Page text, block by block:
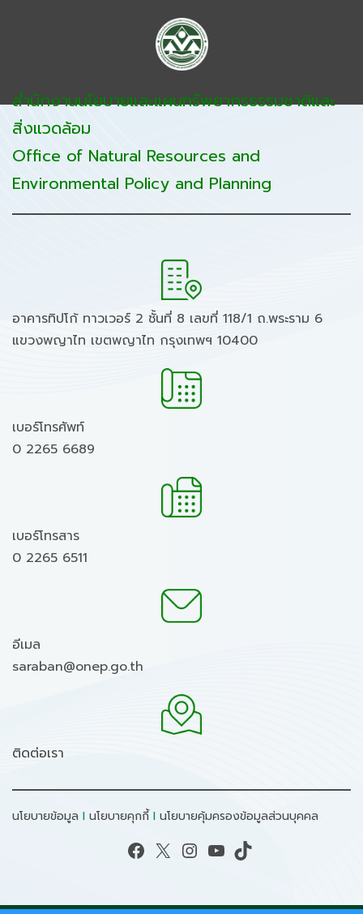
สำนักงานนโยบายและแผนทรัพยากรธรรมชาติและ
สิ่งแวดล้อม
Office of Natural Resources and
Environmental Policy and Planning
อาคารทิปโก้ ทาวเวอร์ 2 ชั้นที่ 8 เลขที่ 118/1 ถ.พระราม 6
แขวงพญาไท เขตพญาไท กรุงเทพฯ 10400
เบอร์โทรศัพท์
0 2265 6689
เบอร์โทรสาร
0 2265 6511
อีเมล
saraban@onep.go.th
ติดต่อเรา
นโยบายข้อมูล I นโยบายคุกกี้ I นโยบายคุ้มครองข้อมูลส่วนบุคคล
Facebook X Instagram YouTube TikTok